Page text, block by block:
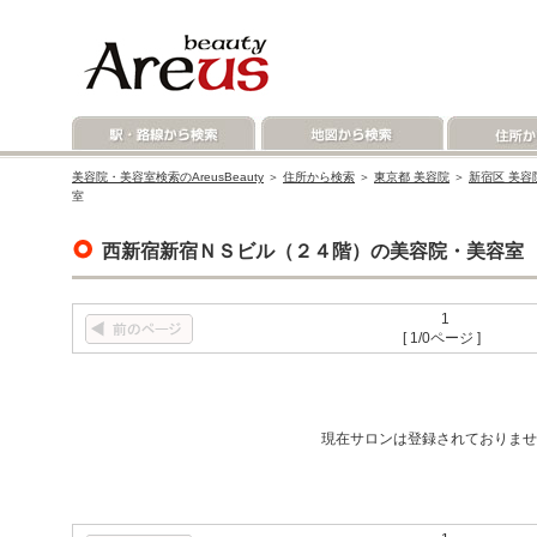
美容院・美容室検索のAreusBeauty ＞ 住所から検索 ＞ 東京都 美容院 ＞ 新宿区 美容
室
西新宿新宿ＮＳビル（２４階）の美容院・美容室
1
[ 1/0ページ ]
現在サロンは登録されておりま